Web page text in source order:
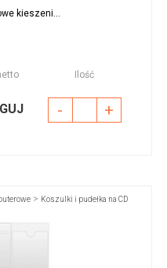
kieszeni...
Ilość
- +
> Koszulki i pudełka na CD